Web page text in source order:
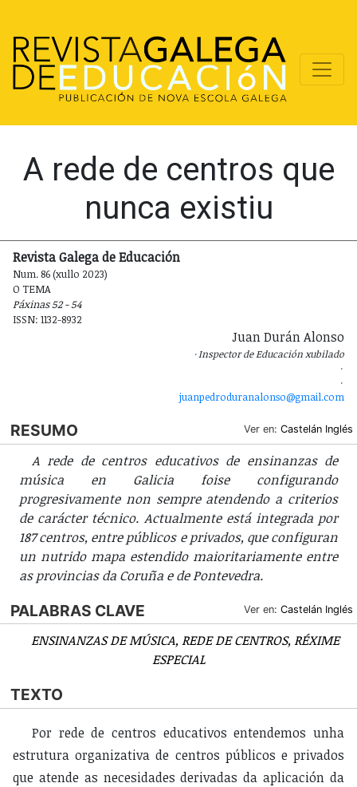
A rede de centros que
nunca existiu
Revista Galega de Educación
Num. 86 (xullo 2023)
O TEMA
Páxinas 52 - 54
ISSN: 1132-8932
Juan Durán Alonso
Inspector de Educación xubilado
juanpedroduranalonso@gmail.com
RESUMO Ver en:Castelán Inglés
A rede de centros educativos de ensinanzas de
música en Galicia foise configurando
progresivamente non sempre atendendo a criterios
de carácter técnico. Actualmente está integrada por
187 centros, entre públicos e privados, que configuran
un nutrido mapa estendido maioritariamente entre
as provincias da Coruña e de Pontevedra.
PALABRAS CLAVE Ver en:Castelán Inglés
ENSINANZAS DE MÚSICA REDE DE CENTROS RÉXIME
ESPECIAL
TEXTO
Por rede de centros educativos entendemos unha
estrutura organizativa de centros públicos e privados
que atende as necesidades derivadas da aplicación da